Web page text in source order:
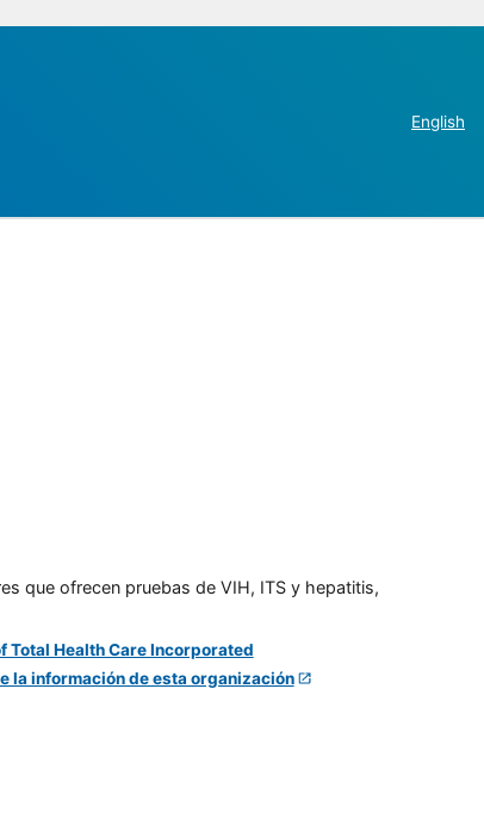
English
que ofrecen pruebas de VIH, ITS y hepatitis,
la información de esta organización